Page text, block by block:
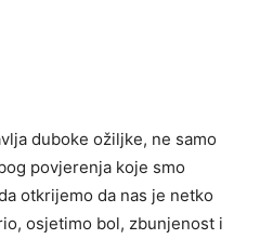
duboke ožiljke, ne samo
povjerenja koje smo
otkrijemo da nas je netko
osjetimo bol, zbunjenost i